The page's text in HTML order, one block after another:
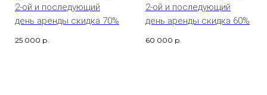
2-ой и последующий
день аренды скидка 70%
25 000 р.
2-ой и последующий
день аренды скидка 60%
60 000 р.